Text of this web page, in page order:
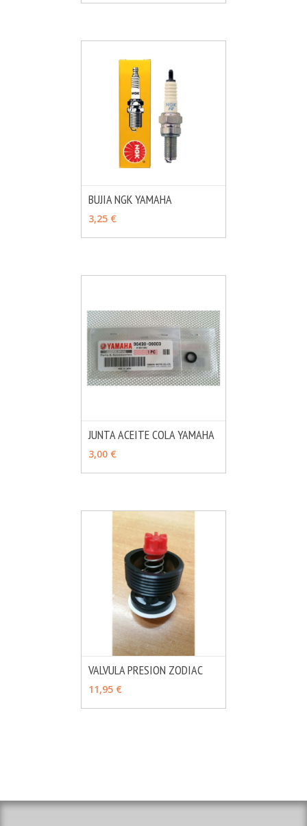
BUJIA NGK YAMAHA
3,25 €
JUNTA ACEITE COLA YAMAHA
3,00 €
VALVULA PRESION ZODIAC
11,95 €